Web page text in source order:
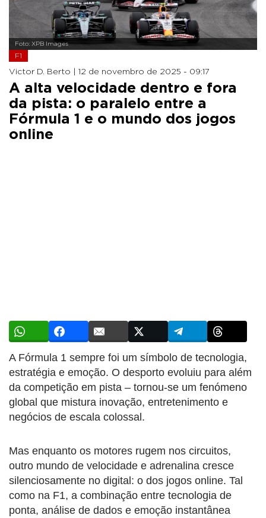
Foto: XPB Images
F1
Victor D. Berto | 12 de novembro de 2025 - 09:17
A alta velocidade dentro e fora
da pista: o paralelo entre a
Fórmula 1 e o mundo dos jogos
online
A Fórmula 1 sempre foi um símbolo de tecnologia,
estratégia e emoção. O desporto evoluiu para além
da competição em pista – tornou-se um fenómeno
global que mistura inovação, entretenimento e
negócios de escala colossal.
Mas enquanto os motores rugem nos circuitos,
outro mundo de velocidade e adrenalina cresce
silenciosamente no digital: o dos jogos online. Tal
como na F1, a combinação entre tecnologia de
ponta, análise de dados e emoção instantânea